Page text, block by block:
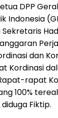
DPP
Indonesia
dan
Kordinasi
rapat
100%
Fiktip.